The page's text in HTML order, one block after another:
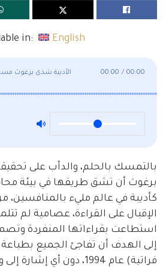
in: English
الأديبة شذى برغوث 00:00 / 00:00
بالتمسك بالحلم، والدأب على
برغوث أن تشق طريقها في بيئة
كأديبة في عالم مليء بالمنافسين،
الإقبال على القراءة، عصامية لم
استطاعت بقراءاتها المنفردة
إلى الهدف أن تفاجئ الجميع
فراتية) عام 1994، دون أي